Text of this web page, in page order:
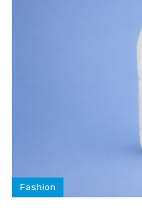
Fashion